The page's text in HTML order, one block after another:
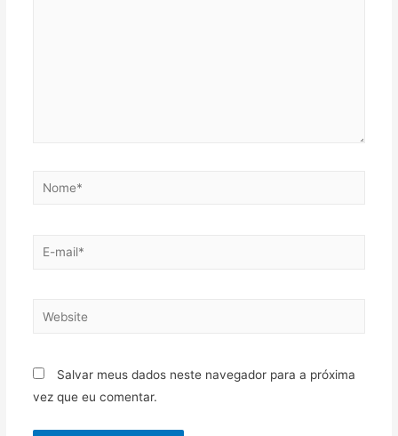
Salvar meus dados neste navegador para a próxima
vez que eu comentar.